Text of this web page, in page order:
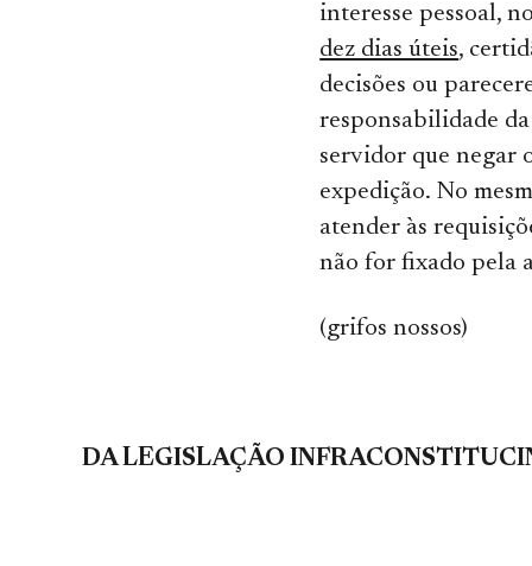
interesse pessoal,
dez dias úteis,
decisões ou
responsabilidade
servidor que negar
expedição. No
atender às
não for fixado pela
(grifos nossos)
DA LEGISLAÇÃO